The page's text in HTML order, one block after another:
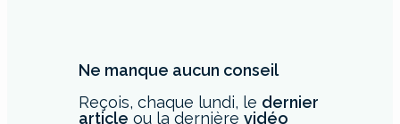
Ne manque aucun conseil
Reçois, chaque lundi, le dernier
article ou la dernière vidéo